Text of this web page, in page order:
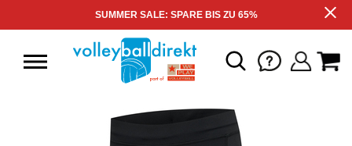
SUMMER SALE: SPARE BIS ZU 65%